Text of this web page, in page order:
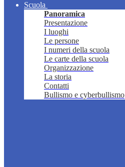
Scuola
Panoramica
Presentazione
I luoghi
Le persone
I numeri della scuola
Le carte della scuola
Organizzazione
La storia
Contatti
Bullismo e cyberbullismo